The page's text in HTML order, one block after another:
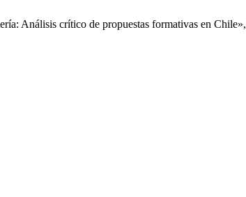
Análisis crítico de propuestas formativas en Chile»,